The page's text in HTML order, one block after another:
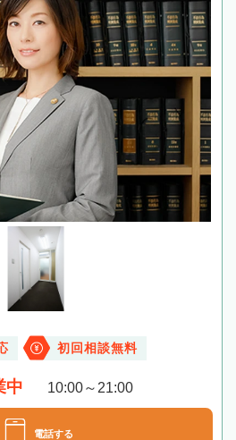
初回相談無料
中 10:00～21:00
電話する